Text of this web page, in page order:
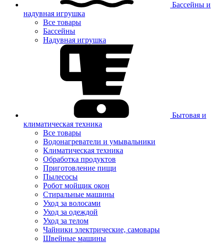
Бассейны и
надувная игрушка
Все товары
Бассейны
Надувная игрушка
Бытовая и
климатическая техника
Все товары
Водонагреватели и умывальники
Климатическая техника
Обработка продуктов
Приготовление пищи
Пылесосы
Робот мойщик окон
Стиральные машины
Уход за волосами
Уход за одеждой
Уход за телом
Чайники электрические, самовары
Швейные машины